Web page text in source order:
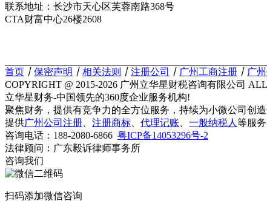
联系地址：长沙市天心区芙蓉南路368号
CTA财富中心26楼2608
首页 丨 保密声明 丨 相关法则 丨 注册公司 丨 广州工商注册 丨 广
COPYRIGHT @ 2015-2026 广州立华星财税咨询有限公司
立华星财务-中国领先的360度企业服务机构!
聚焦财务，提供有竞争力的全方位服务，持续为小微公司创
提供广州公司注册 注册商标 代理记账 一般纳税人 等服
咨询电话：188-2080-6866 粤ICP备14053296号-2
法律顾问：广东毅诉律师事务所
咨询我们
扫码添加微信咨询